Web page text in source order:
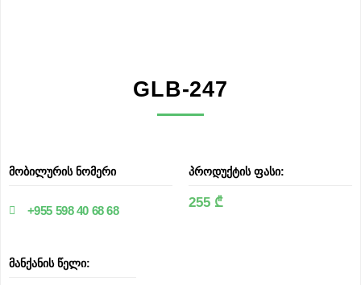
GLB-247
მობილურის ნომერი
+955 598 40 68 68
პროდუქტის ფასი:
255 ₾
მანქანის წელი: